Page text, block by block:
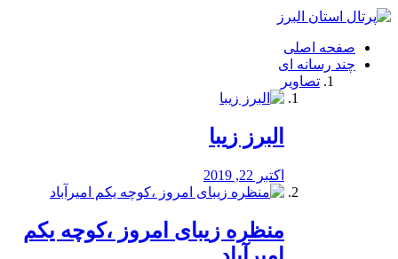
فصد
شرق
تهران
خشکشویی
صفحه اصلی
چند رسانه ای
تصاویر
البرز زیبا
اکتبر 22, 2019
منظره‌‌ زیبای امروز ،کوچه یکم